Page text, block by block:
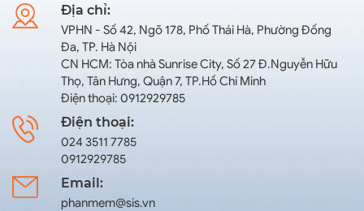
Địa chỉ:
VPHN - Số 42, Ngõ 178, Phố Thái Hà, Phường Đống
Đa, TP. Hà Nội
CN HCM: Tòa nhà Sunrise City, Số 27 Đ.Nguyễn Hữu
Thọ, Tân Hưng, Quận 7, TP.Hồ Chí Minh
Điện thoại: 0912929785
Điện thoại:
024 3511 7785
0912929785
Email:
phanmem@sis.vn